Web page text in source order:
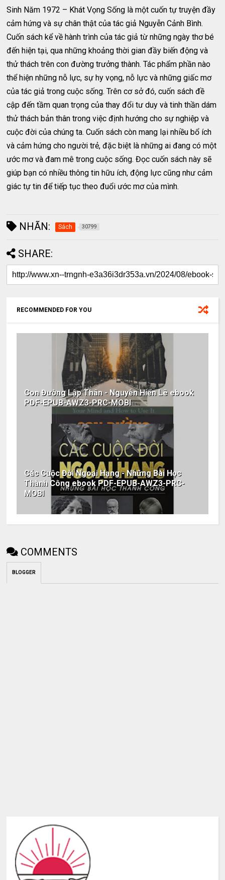
Sinh Năm 1972 – Khát Vọng Sống là một cuốn tự truyện đầy
cảm hứng và sự chân thật của tác giả Nguyễn Cảnh Bình.
Cuốn sách kể về hành trình của tác giả từ những ngày thơ bé
đến hiện tại, qua những khoảng thời gian đầy biến động và
thử thách trên con đường trưởng thành. Tác phẩm phần nào
thể hiện những nỗ lực, sự hy vọng, nỗ lực và những giấc mơ
của tác giả trong cuộc sống. Trên cơ sở đó, cuốn sách đề
cập đến tầm quan trọng của thay đổi tư duy và tinh thần dám
thử thách bản thân trong việc định hướng cho sự nghiệp và
cuộc đời của chúng ta. Cuốn sách còn mang lại nhiều bổ ích
và cảm hứng cho người trẻ, đặc biệt là những ai đang có một
ước mơ và đam mê trong cuộc sống. Đọc cuốn sách này sẽ
giúp bạn có nhiều thông tin hữu ích, động lực cũng như cảm
giác tự tin để tiếp tục theo đuổi ước mơ của mình.
NHÃN: Sách 30799
SHARE:
RECOMMENDED FOR YOU
Con Đường Lập Thân - Nguyễn Hiến Lê ebook
PDF-EPUB-AWZ3-PRC-MOBI
Các Cuộc Đời Ngoại Hạng - Những Bài Học
Thành Công ebook PDF-EPUB-AWZ3-PRC-
MOBI
COMMENTS
BLOGGER